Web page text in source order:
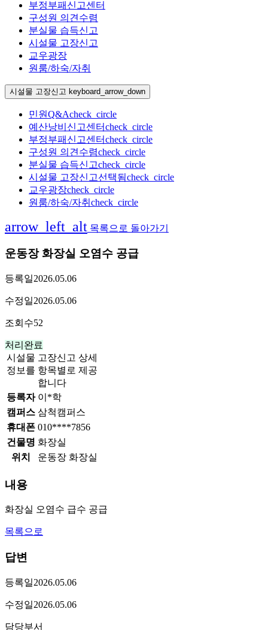
부정부패신고센터
구성원 의견수렴
분실물 습득신고
시설물 고장신고
교우광장
원룸/하숙/자취
시설물 고장신고 keyboard_arrow_down
민원Q&Acheck_circle
예산낭비신고센터check_circle
부정부패신고센터check_circle
구성원 의견수렴check_circle
분실물 습득신고check_circle
시설물 고장신고선택됨check_circle
교우광장check_circle
원룸/하숙/자취 check_circle
arrow_left_alt 목록으로 돌아가기
운동장 화장실 오염수 공급
등록일2026.05.06
수정일2026.05.06
조회수52
처리완료
시설물 고장신고 상세
정보를 항목별로 제공
합니다
등록자 이*학
캠퍼스 삼척캠퍼스
휴대폰 010****7856
건물명 화장실
위치
운동장 화장실
내용
화장실 오염수 급수 공급
목록으로
답변
등록일2026.05.06
수정일2026.05.06
담당부서